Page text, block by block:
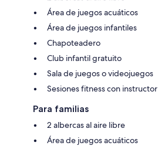
Área de juegos acuáticos
Área de juegos infantiles
Chapoteadero
Club infantil gratuito
Sala de juegos o videojuegos
Sesiones fitness con instructor
Para familias
2 albercas al aire libre
Área de juegos acuáticos